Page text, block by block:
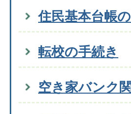
住民基本台帳
転校の手続き
空き家バンク